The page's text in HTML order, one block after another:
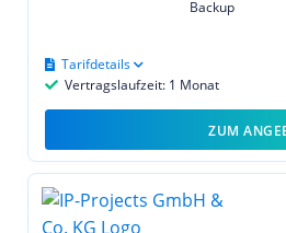
Backup
Vertragslaufzeit: 1 Monat
Tarifdetails
ZUM